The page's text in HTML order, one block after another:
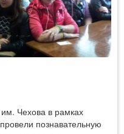
им. Чехова в рамках
познавательную